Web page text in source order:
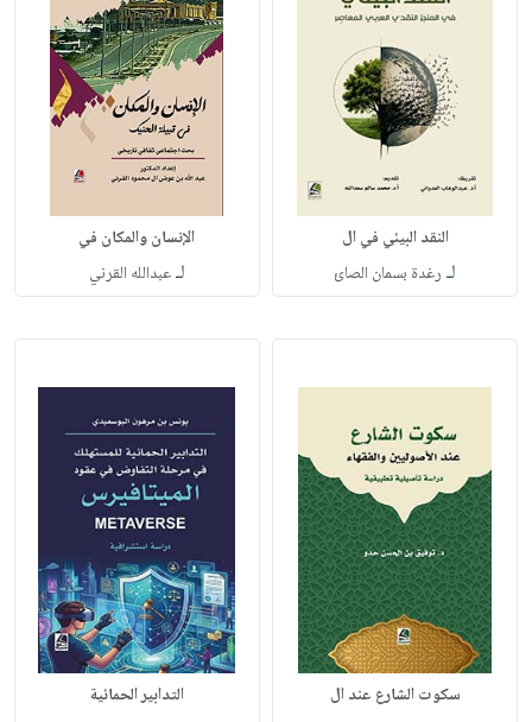
النقد البيئي في ال
لـ رغدة بسمان الصائ
الإنسان والمكان في
لـعبدالله القرني
سكوت الشارع عند ال التدابير الحمائية